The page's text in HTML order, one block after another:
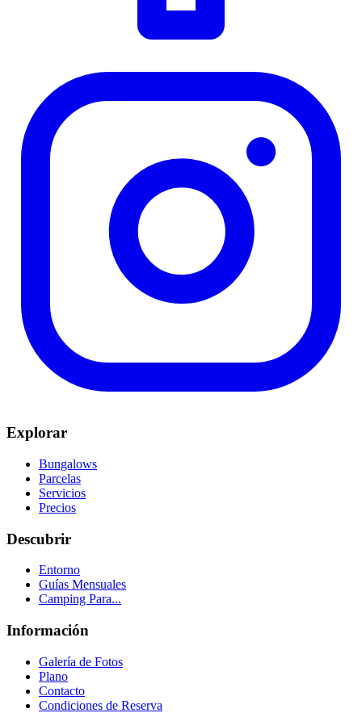
Explorar
Bungalows
Parcelas
Servicios
Precios
Descubrir
Entorno
Guías Mensuales
Camping Para...
Información
Galería de Fotos
Plano
Contacto
Condiciones de Reserva